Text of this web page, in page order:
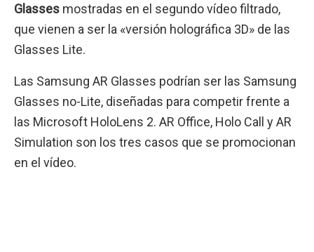
Glasses mostradas en el segundo vídeo filtrado,
que vienen a ser la «versión holográfica 3D» de las
Glasses Lite.
Las Samsung AR Glasses podrían ser las Samsung
Glasses no-Lite, diseñadas para competir frente a
las Microsoft HoloLens 2. AR Office, Holo Call y AR
Simulation son los tres casos que se promocionan
en el vídeo.